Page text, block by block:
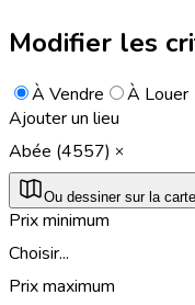
Modifier les
À Vendre
À Louer
Ajouter un lieu
Abée (4557)
Ou dessiner sur la carte
Prix minimum
Choisir...
Prix maximum